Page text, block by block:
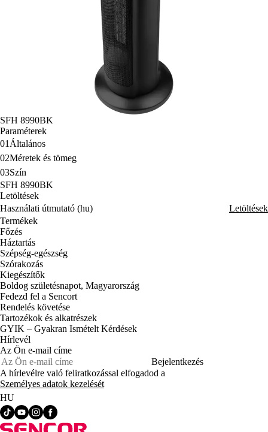
SFH 8990BK
Paraméterek
01 Általános
02Méretek és tömeg
03Szín
SFH 8990BK
Letöltések
Használati útmutató (hu)
Letöltések
Termékek
Főzés
Háztartás
Szépség-egészség
Szórakozás
Kiegészítők
Boldog születésnapot, Magyarország
Fedezd fel a Sencort
Rendelés követése
Tartozékok és alkatrészek
GYIK – Gyakran Ismételt Kérdések
Hírlevél
Az Ön e-mail címe
Bejelentkezés
A hírlevélre való feliratkozással elfogadod a
Személyes adatok kezelését
HU